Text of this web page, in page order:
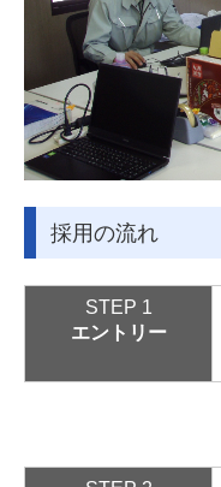
採用の流れ
STEP 1
エントリー